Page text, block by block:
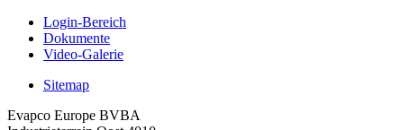
Login-Bereich
Dokumente
Video-Galerie
Sitemap
Evapco Europe BVBA